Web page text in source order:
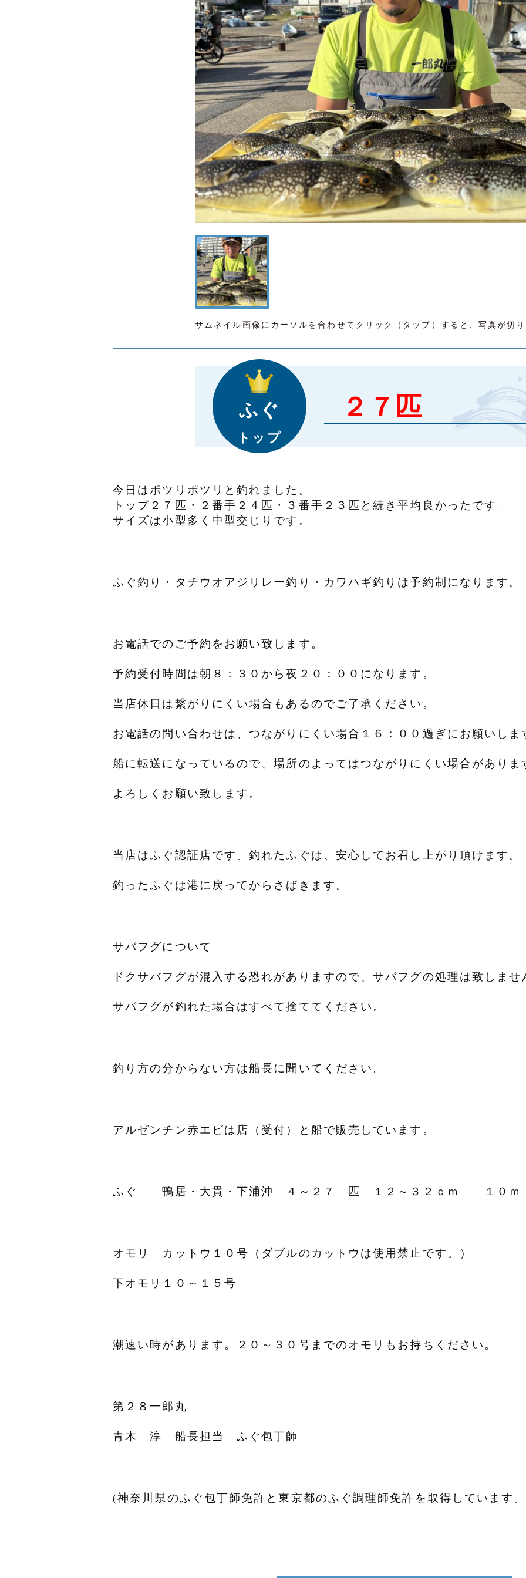
サムネイル画像にカーソルを合わせてクリック（タップ）すると、写真が切
ふぐ
トップ
２７匹
今日はポツリポツリと釣れました。
トップ２７匹・２番手２４匹・３番手２３匹と続き平均良かったです。
サイズは小型多く中型交じりです。
ふぐ釣り・タチウオアジリレー釣り・カワハギ釣りは予約制になります。
お電話でのご予約をお願い致します。
予約受付時間は朝８：３０から夜２０：００になります。
当店休日は繋がりにくい場合もあるのでご了承ください。
お電話の問い合わせは、つながりにくい場合１６：００過ぎにお願いしま
船に転送になっているので、場所のよってはつながりにくい場合がありま
よろしくお願い致します。
当店はふぐ認証店です。釣れたふぐは、安心してお召し上がり頂けます。
釣ったふぐは港に戻ってからさばきます。
サバフグについて
ドクサバフグが混入する恐れがありますので、サバフグの処理は致しませ
サバフグが釣れた場合はすべて捨ててください。
釣り方の分からない方は船長に聞いてください。
アルゼンチン赤エビは店（受付）と船で販売しています。
ふぐ 鴨居・大貫・下浦沖 ４～２７ 匹 １２～３２ｃｍ １０
オモリ カットウ１０号（ダブルのカットウは使用禁止です。）
下オモリ１０～１５号
潮速い時があります。２０～３０号までのオモリもお持ちください。
第２８一郎丸
青木 淳 船長担当 ふぐ包丁師
(神奈川県のふぐ包丁師免許と東京都のふぐ調理師免許を取得しています